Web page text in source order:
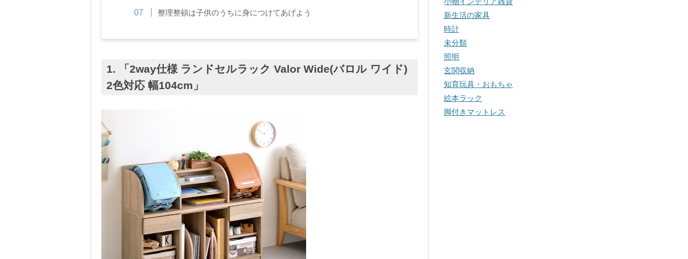
整理整頓は子供のうちに身につけてあげよう
1. 「2way仕様 ランドセルラック Valor Wide(バロル ワイド)
2色対応 幅104cm」
新生活の家具
時計
未分類
照明
玄関収納
知育玩具・おもちゃ
絵本ラック
脚付きマットレス